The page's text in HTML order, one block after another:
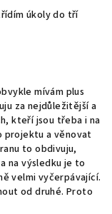
úkoly do tří
mívám plus
za nejdůležitější a
kteří jsou třeba i na
projektu a věnovat
to obdivuju,
na výsledku je to
velmi vyčerpávající.
od druhé. Proto